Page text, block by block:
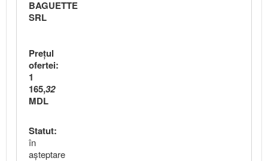
BAGUETTE
SRL
Preţul
ofertei:
1
165,32
MDL
Statut:
în
aşteptare